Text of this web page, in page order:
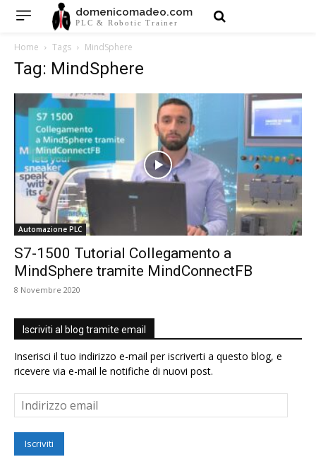
domenicomadeo.com
PLC & Robotic Trainer
Home Tags MindSphere
Tag: MindSphere
Automazione PLC
S7-1500 Tutorial Collegamento a
MindSphere tramite MindConnectFB
8 Novembre 2020
Iscriviti al blog tramite email
Inserisci il tuo indirizzo e-mail per iscriverti a questo blog, e
ricevere via e-mail le notifiche di nuovi post.
Indirizzo
email
Iscriviti